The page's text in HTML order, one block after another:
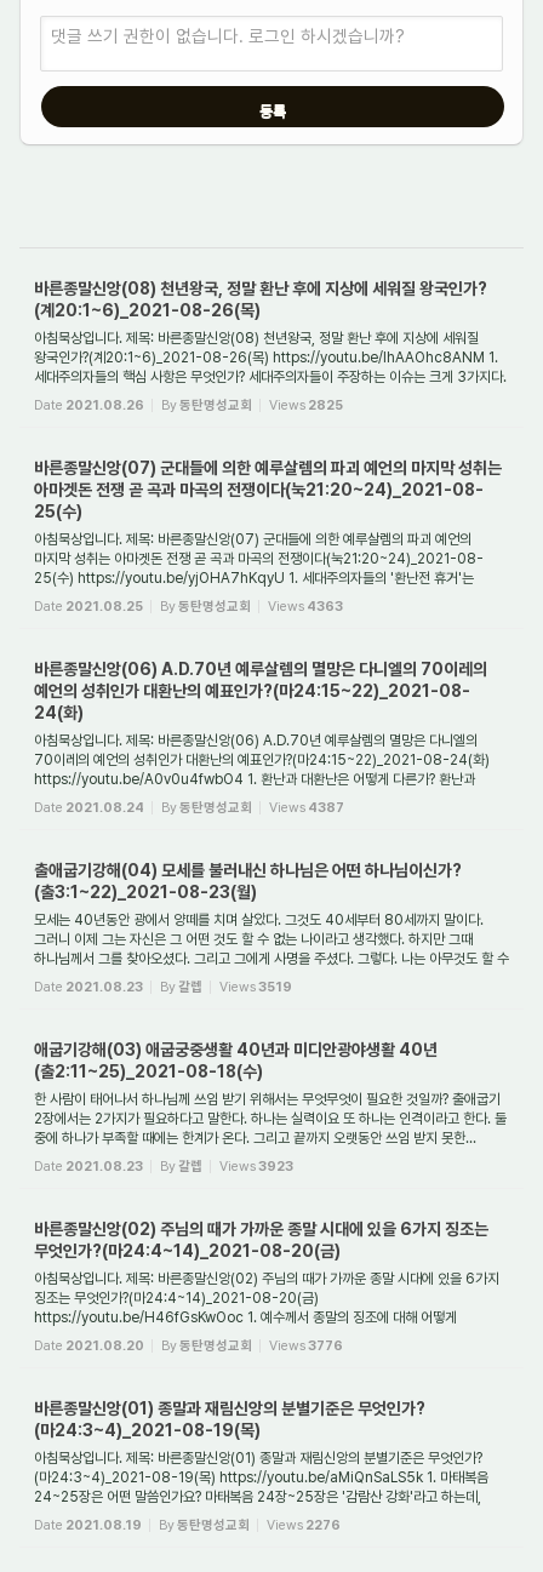
댓글 쓰기 권한이 없습니다. 로그인 하시겠습니까?
바른종말신앙(08) 천년왕국, 정말 환난 후에 지상에 세워질 왕국인가?
(계20:1~6)_2021-08-26(목)
아침묵상입니다. 제목: 바른종말신앙(08) 천년왕국, 정말 환난 후에 지상에 세워질
왕국인가?(계20:1~6)_2021-08-26(목) https://youtu.be/lhAAOhc8ANM 1.
세대주의자들의 핵심 사항은 무엇인가? 세대주의자들이 주장하는 이슈는 크게 3가지다.
첫째, 이중 재...
Date 2021.08.26 By동탄명성교회 Views 2825
바른종말신앙(07) 군대들에 의한 예루살렘의 파괴 예언의 마지막 성취는
아마겟돈 전쟁 곧 곡과 마곡의 전쟁이다(눅21:20~24)_2021-08-
25(수)
아침묵상입니다. 제목: 바른종말신앙(07) 군대들에 의한 예루살렘의 파괴 예언의
마지막 성취는 아마겟돈 전쟁 곧 곡과 마곡의 전쟁이다(눅21:20~24)_2021-08-
25(수) https://youtu.be/yjOHA7hKqyU 1. 세대주의자들의 '환난전 휴거'는
사실인가 미혹인가? 지난...
Date 2021.08.25 By동탄명성교회 Views 4363
바른종말신앙(06) A.D.70년 예루살렘의 멸망은 다니엘의 70이레의
예언의 성취인가 대환난의 예표인가?(마24:15~22)_2021-08-
24(화)
아침묵상입니다. 제목: 바른종말신앙(06) A.D.70년 예루살렘의 멸망은 다니엘의
70이레의 예언의 성취인가 대환난의 예표인가?(마24:15~22)_2021-08-24(화)
https://youtu.be/A0v0u4fwbO4 1. 환난과 대환난은 어떻게 다른가? 환난과
대환난은 어떻게 다른가? ...
Date 2021.08.24 By동탄명성교회 Views 4387
출애굽기강해(04) 모세를 불러내신 하나님은 어떤 하나님이신가?
(출3:1~22)_2021-08-23(월)
모세는 40년동안 광에서 양떼를 치며 살았다. 그것도 40세부터 80세까지 말이다.
그러니 이제 그는 자신은 그 어떤 것도 할 수 없는 나이라고 생각했다. 하지만 그때
하나님께서 그를 찾아오셨다. 그리고 그에게 사명을 주셨다. 그렇다. 나는 아무것도 할 수
...
Date 2021.08.23 By갈렙 Views3519
애굽기강해(03) 애굽궁중생활 40년과 미디안광야생활 40년
(출2:11~25)_2021-08-18(수)
한 사람이 태어나서 하나님께 쓰임 받기 위해서는 무엇무엇이 필요한 것일까? 출애굽기
2장에서는 2가지가 필요하다고 말한다. 하나는 실력이요 또 하나는 인격이라고 한다. 둘
중에 하나가 부족할 때에는 한계가 온다. 그리고 끝까지 오랫동안 쓰임 받지 못한...
Date 2021.08.23 By갈렙 Views3923
바른종말신앙(02) 주님의 때가 가까운 종말 시대에 있을 6가지 징조는
무엇인가?(마24:4~14)_2021-08-20(금)
아침묵상입니다. 제목: 바른종말신앙(02) 주님의 때가 가까운 종말 시대에 있을 6가지
징조는 무엇인가?(마24:4~14)_2021-08-20(금)
https://youtu.be/H46fGsKwOoc 1. 예수께서 종말의 징조에 대해 어떻게
말씀하셨나요? 예수께서는 제자들이 성전의 파괴와 더...
Date 2021.08.20 By동탄명성교회 Views3776
바른종말신앙(01) 종말과 재림신앙의 분별기준은 무엇인가?
(마24:3~4)_2021-08-19(목)
아침묵상입니다. 제목: 바른종말신앙(01) 종말과 재림신앙의 분별기준은 무엇인가?
(마24:3~4)_2021-08-19(목) https://youtu.be/aMiQnSaLS5k 1. 마태복음
24~25장은 어떤 말씀인가요? 마태복음 24장~25장은 '감람산 강화'라고 하는데,
이것은 예수께서 이러한 ...
Date 2021.08.19 By동탄명성교회 Views 2276